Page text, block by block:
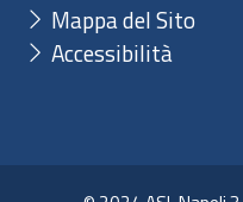
Mappa del Sito
Accessibilità